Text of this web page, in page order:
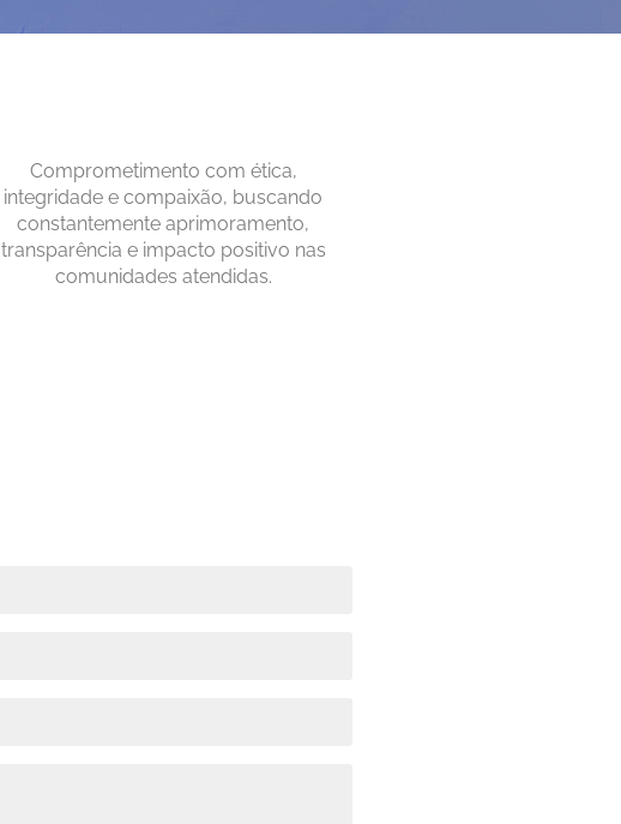
Comprometimento com ética,
integridade e compaixão, buscando
constantemente aprimoramento,
transparência e impacto positivo nas
comunidades atendidas.